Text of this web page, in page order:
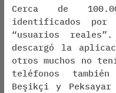
Cerca de
identificados por
“usuarios
descargó la
otros muchos no
teléfonos
Beşikçi y Peksayar